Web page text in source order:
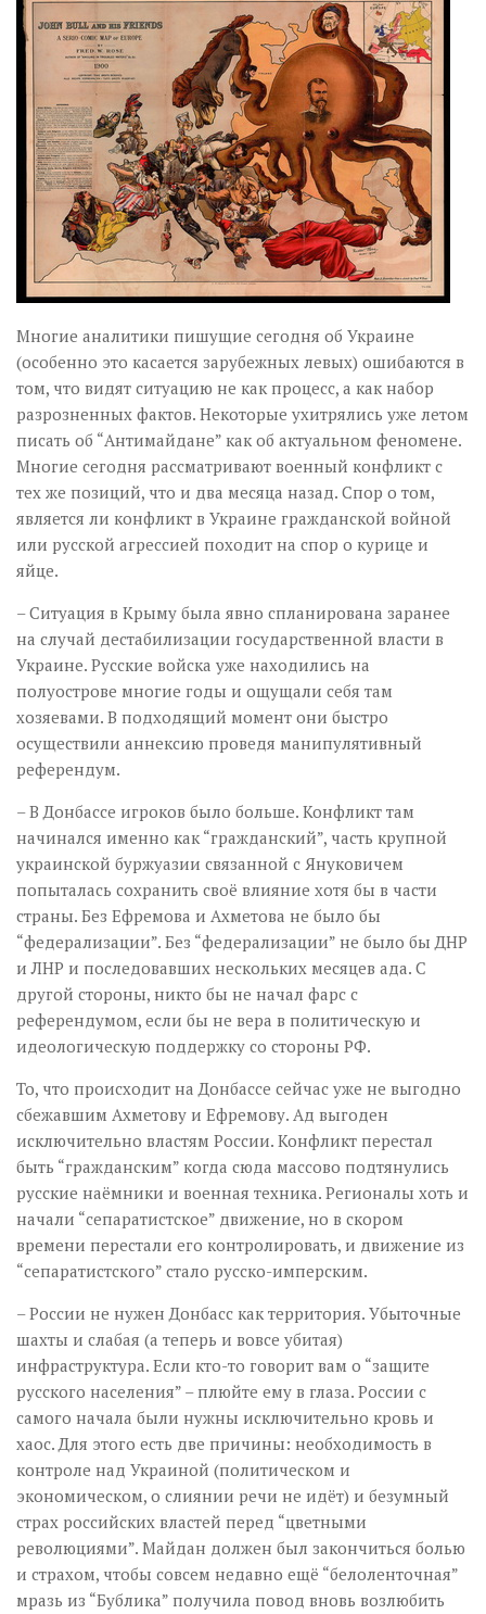
Візуальне
Научпоп
Головне
Цитати
Inter/antinational
Многие аналитики пишущие сегодня об Украине
(особенно это касается зарубежных левых) ошибаются в
том, что видят ситуацию не как процесс, а как набор
разрозненных фактов. Некоторые ухитрялись уже летом
писать об “Антимайдане” как об актуальном феномене.
Многие сегодня рассматривают военный конфликт с
тех же позиций, что и два месяца назад. Спор о том,
является ли конфликт в Украине гражданской войной
или русской агрессией походит на спор о курице и
яйце.
– Ситуация в Крыму была явно спланирована заранее
на случай дестабилизации государственной власти в
Украине. Русские войска уже находились на
полуострове многие годы и ощущали себя там
хозяевами. В подходящий момент они быстро
осуществили аннексию проведя манипулятивный
референдум.
– В Донбассе игроков было больше. Конфликт там
начинался именно как “гражданский”, часть крупной
украинской буржуазии связанной с Януковичем
попыталась сохранить своё влияние хотя бы в части
страны. Без Ефремова и Ахметова не было бы
“федерализации”. Без “федерализации” не было бы ДНР
и ЛНР и последовавших нескольких месяцев ада. С
другой стороны, никто бы не начал фарс с
референдумом, если бы не вера в политическую и
идеологическую поддержку со стороны РФ.
То, что происходит на Донбассе сейчас уже не выгодно
сбежавшим Ахметову и Ефремову. Ад выгоден
исключительно властям России. Конфликт перестал
быть “гражданским” когда сюда массово подтянулись
русские наёмники и военная техника. Регионалы хоть и
начали “сепаратистское” движение, но в скором
времени перестали его контролировать, и движение из
“сепаратистского” стало русско-имперским.
– России не нужен Донбасс как территория. Убыточные
шахты и слабая (а теперь и вовсе убитая)
инфраструктура. Если кто-то говорит вам о “защите
русского населения” – плюйте ему в глаза. России с
самого начала были нужны исключительно кровь и
хаос. Для этого есть две причины: необходимость в
контроле над Украиной (политическом и
экономическом, о слиянии речи не идёт) и безумный
страх российских властей перед “цветными
революциями”. Майдан должен был закончиться болью
и страхом, чтобы совсем недавно ещё “белоленточная”
мразь из “Бублика” получила повод вновь возлюбить